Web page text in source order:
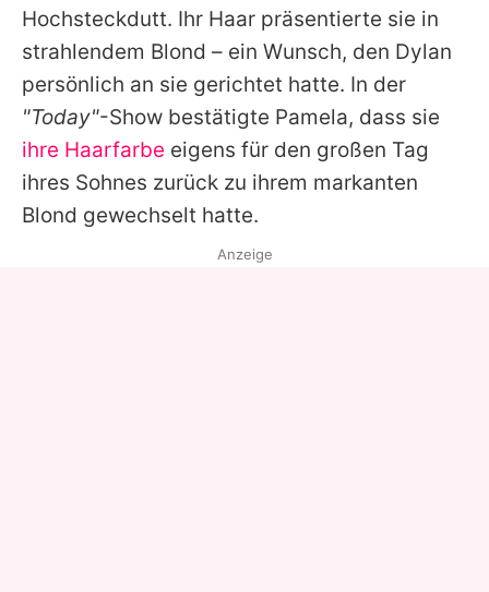
Hochsteckdutt. Ihr Haar präsentierte sie in
strahlendem Blond – ein Wunsch, den Dylan
persönlich an sie gerichtet hatte. In der
"Today"-Show bestätigte Pamela, dass sie
ihre Haarfarbe eigens für den großen Tag
ihres Sohnes zurück zu ihrem markanten
Blond gewechselt hatte.
Anzeige